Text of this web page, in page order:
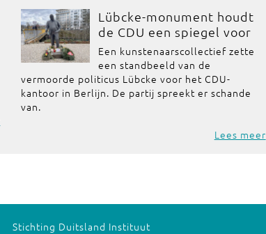
Lübcke-monument houdt
de CDU een spiegel voor
Een kunstenaarscollectief zette
een standbeeld van de
vermoorde politicus Lübcke voor het CDU-
kantoor in Berlijn. De partij spreekt er schande
van.
Lees meer
Stichting Duitsland Instituut